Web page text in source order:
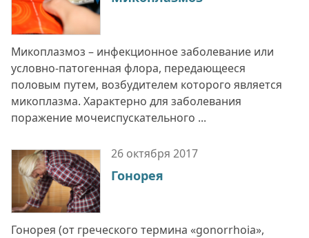
Микоплазмоз – инфекционное заболевание или
условно-патогенная флора, передающееся
половым путем, возбудителем которого является
микоплазма. Характерно для заболевания
поражение мочеиспускательного ...
26 октября 2017
Гонорея
Гонорея (от греческого термина «gonorrhoia»,